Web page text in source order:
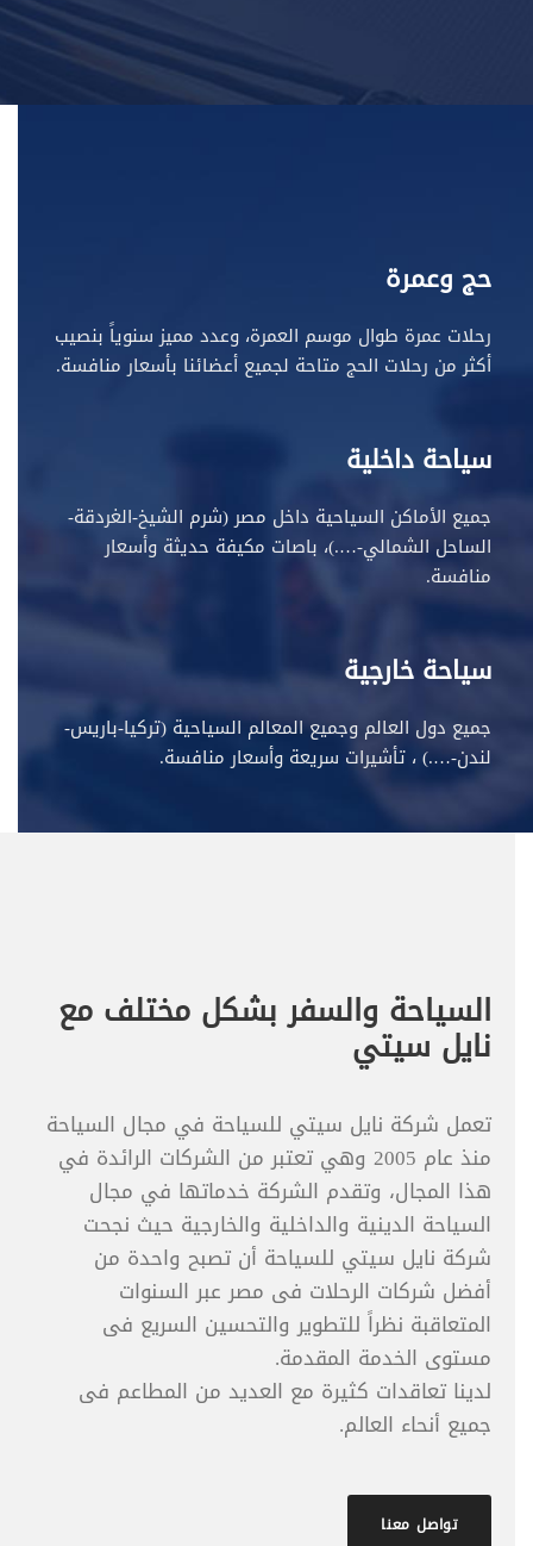
حج وعمرة
رحلات عمرة طوال موسم العمرة، وعدد مميز سنوياً بنصيب
أكثر من رحلات الحج متاحة لجميع أعضائنا بأسعار منافسة.
سياحة داخلية
جميع الأماكن السياحية داخل مصر (شرم الشيخ-الغردقة-
الساحل الشمالي-….)، باصات مكيفة حديثة وأسعار
منافسة.
سياحة خارجية
جميع دول العالم وجميع المعالم السياحية (تركيا-باريس-
لندن-….) ، تأشيرات سريعة وأسعار منافسة.
السياحة والسفر بشكل مختلف مع
نايل سيتي
تعمل شركة نايل سيتي للسياحة في مجال السياحة
منذ عام 2005 وهي تعتبر من الشركات الرائدة في
هذا المجال، وتقدم الشركة خدماتها في مجال
السياحة الدينية والداخلية والخارجية حيث نجحت
شركة نايل سيتي للسياحة أن تصبح واحدة من
أفضل شركات الرحلات فى مصر عبر السنوات
المتعاقبة نظراً للتطوير والتحسين السريع فى
مستوى الخدمة المقدمة.
لدينا تعاقدات كثيرة مع العديد من المطاعم فى
جميع أنحاء العالم.
تواصل معنا